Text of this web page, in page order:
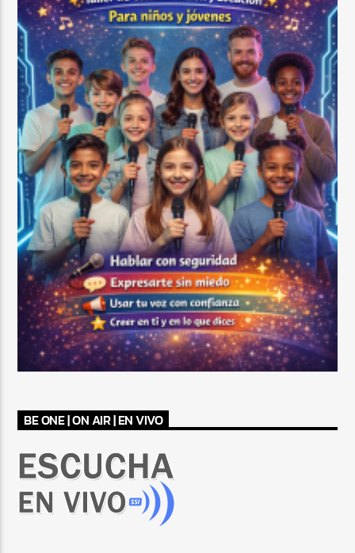
BE ONE | ON AIR | EN VIVO